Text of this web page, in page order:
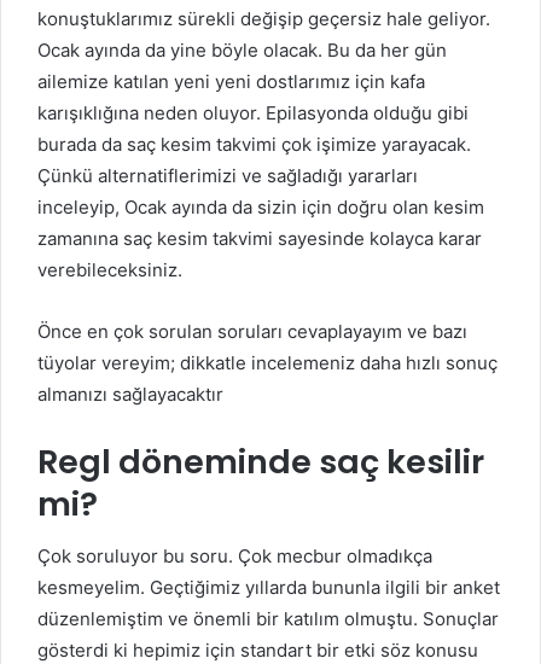
konuştuklarımız sürekli değişip geçersiz hale geliyor.
Ocak ayında da yine böyle olacak. Bu da her gün
ailemize katılan yeni yeni dostlarımız için kafa
karışıklığına neden oluyor. Epilasyonda olduğu gibi
burada da saç kesim takvimi çok işimize yarayacak.
Çünkü alternatiflerimizi ve sağladığı yararları
inceleyip, Ocak ayında da sizin için doğru olan kesim
zamanına saç kesim takvimi sayesinde kolayca karar
verebileceksiniz.
Önce en çok sorulan soruları cevaplayayım ve bazı
tüyolar vereyim; dikkatle incelemeniz daha hızlı sonuç
almanızı sağlayacaktır
Regl döneminde saç kesilir
mi?
Çok soruluyor bu soru. Çok mecbur olmadıkça
kesmeyelim. Geçtiğimiz yıllarda bununla ilgili bir anket
düzenlemiştim ve önemli bir katılım olmuştu. Sonuçlar
gösterdi ki hepimiz için standart bir etki söz konusu